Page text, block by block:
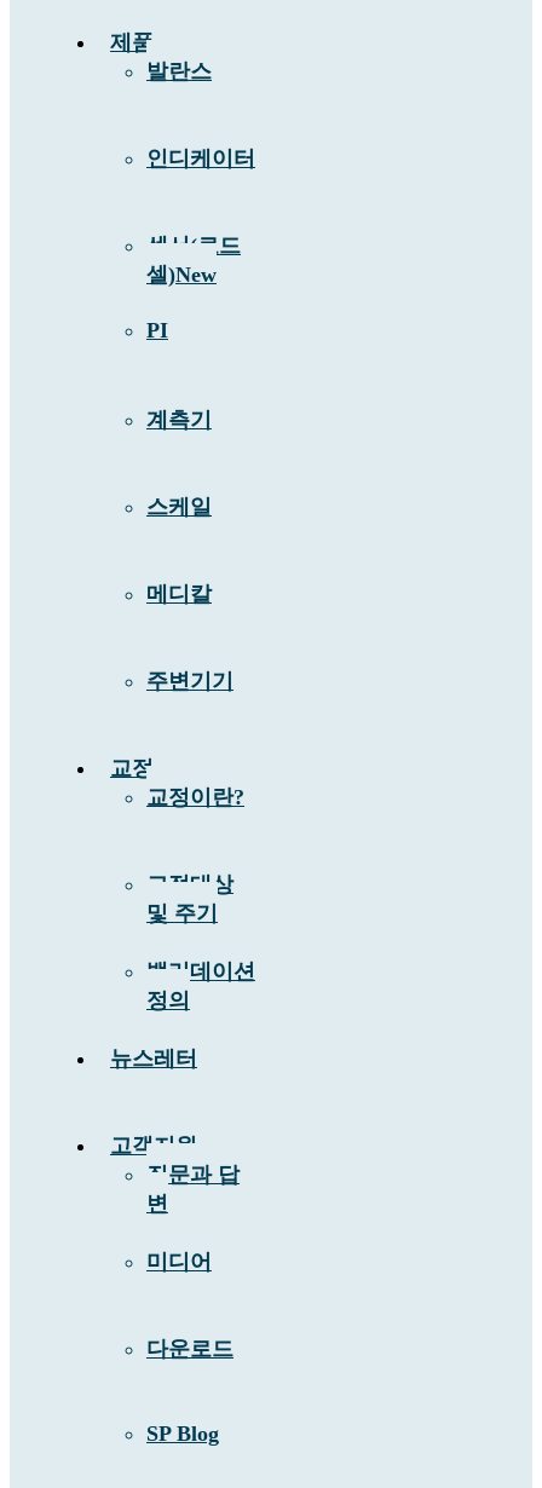
제품
발란스
인디케이터
센서(로드
셀)New
PI
계측기
스케일
메디칼
주변기기
교정
교정이란?
교정대상
및 주기
밸리데이션
정의
뉴스레터
고객지원
질문과 답
변
미디어
다운로드
SP Blog